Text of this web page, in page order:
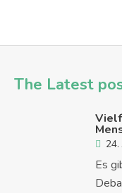
The Latest
Es